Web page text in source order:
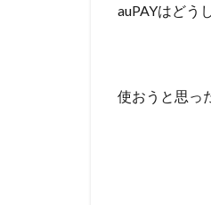
auPAYはどう
使おうと思っ